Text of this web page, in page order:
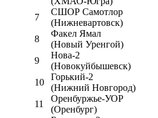
7
СШОР Самотлор
(Нижневартовск)
8
Факел Ямал
(Новый Уренгой)
9
Нова-2
(Новокуйбышевск)
10
Горький-2
(Нижний Новгород)
11
Оренбуржье-УОР
(Оренбург)